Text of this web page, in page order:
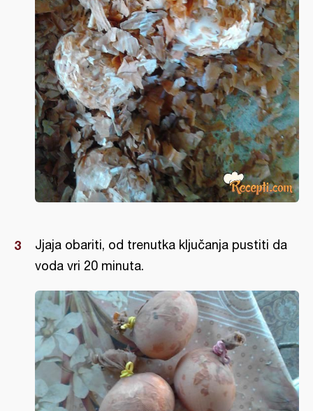
Jjaja obariti, od trenutka ključanja pustiti da
voda vri 20 minuta.